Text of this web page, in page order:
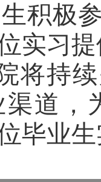
积极
实习
将持
道，
毕业